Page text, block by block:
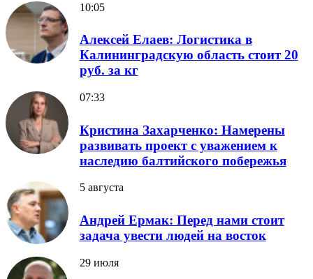
10:05
Алексей Елаев: Логистика в
Калининградскую область стоит 20
руб. за кг
07:33
Кристина Захарченко: Намерены
развивать проект с уважением к
наследию балтийского побережья
5 августа
Андрей Ермак: Перед нами стоит
задача увести людей на восток
29 июля